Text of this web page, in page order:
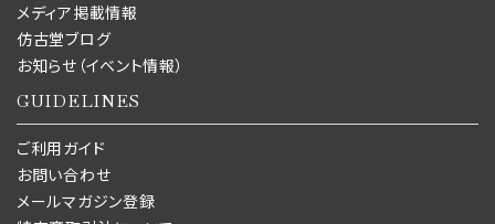
メディア掲載情報
仿古堂ブログ
お知らせ（イベント情報）
GUIDELINES
ご利用ガイド
お問い合わせ
メールマガジン登録